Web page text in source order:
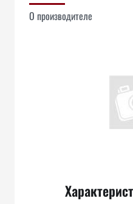
О производителе